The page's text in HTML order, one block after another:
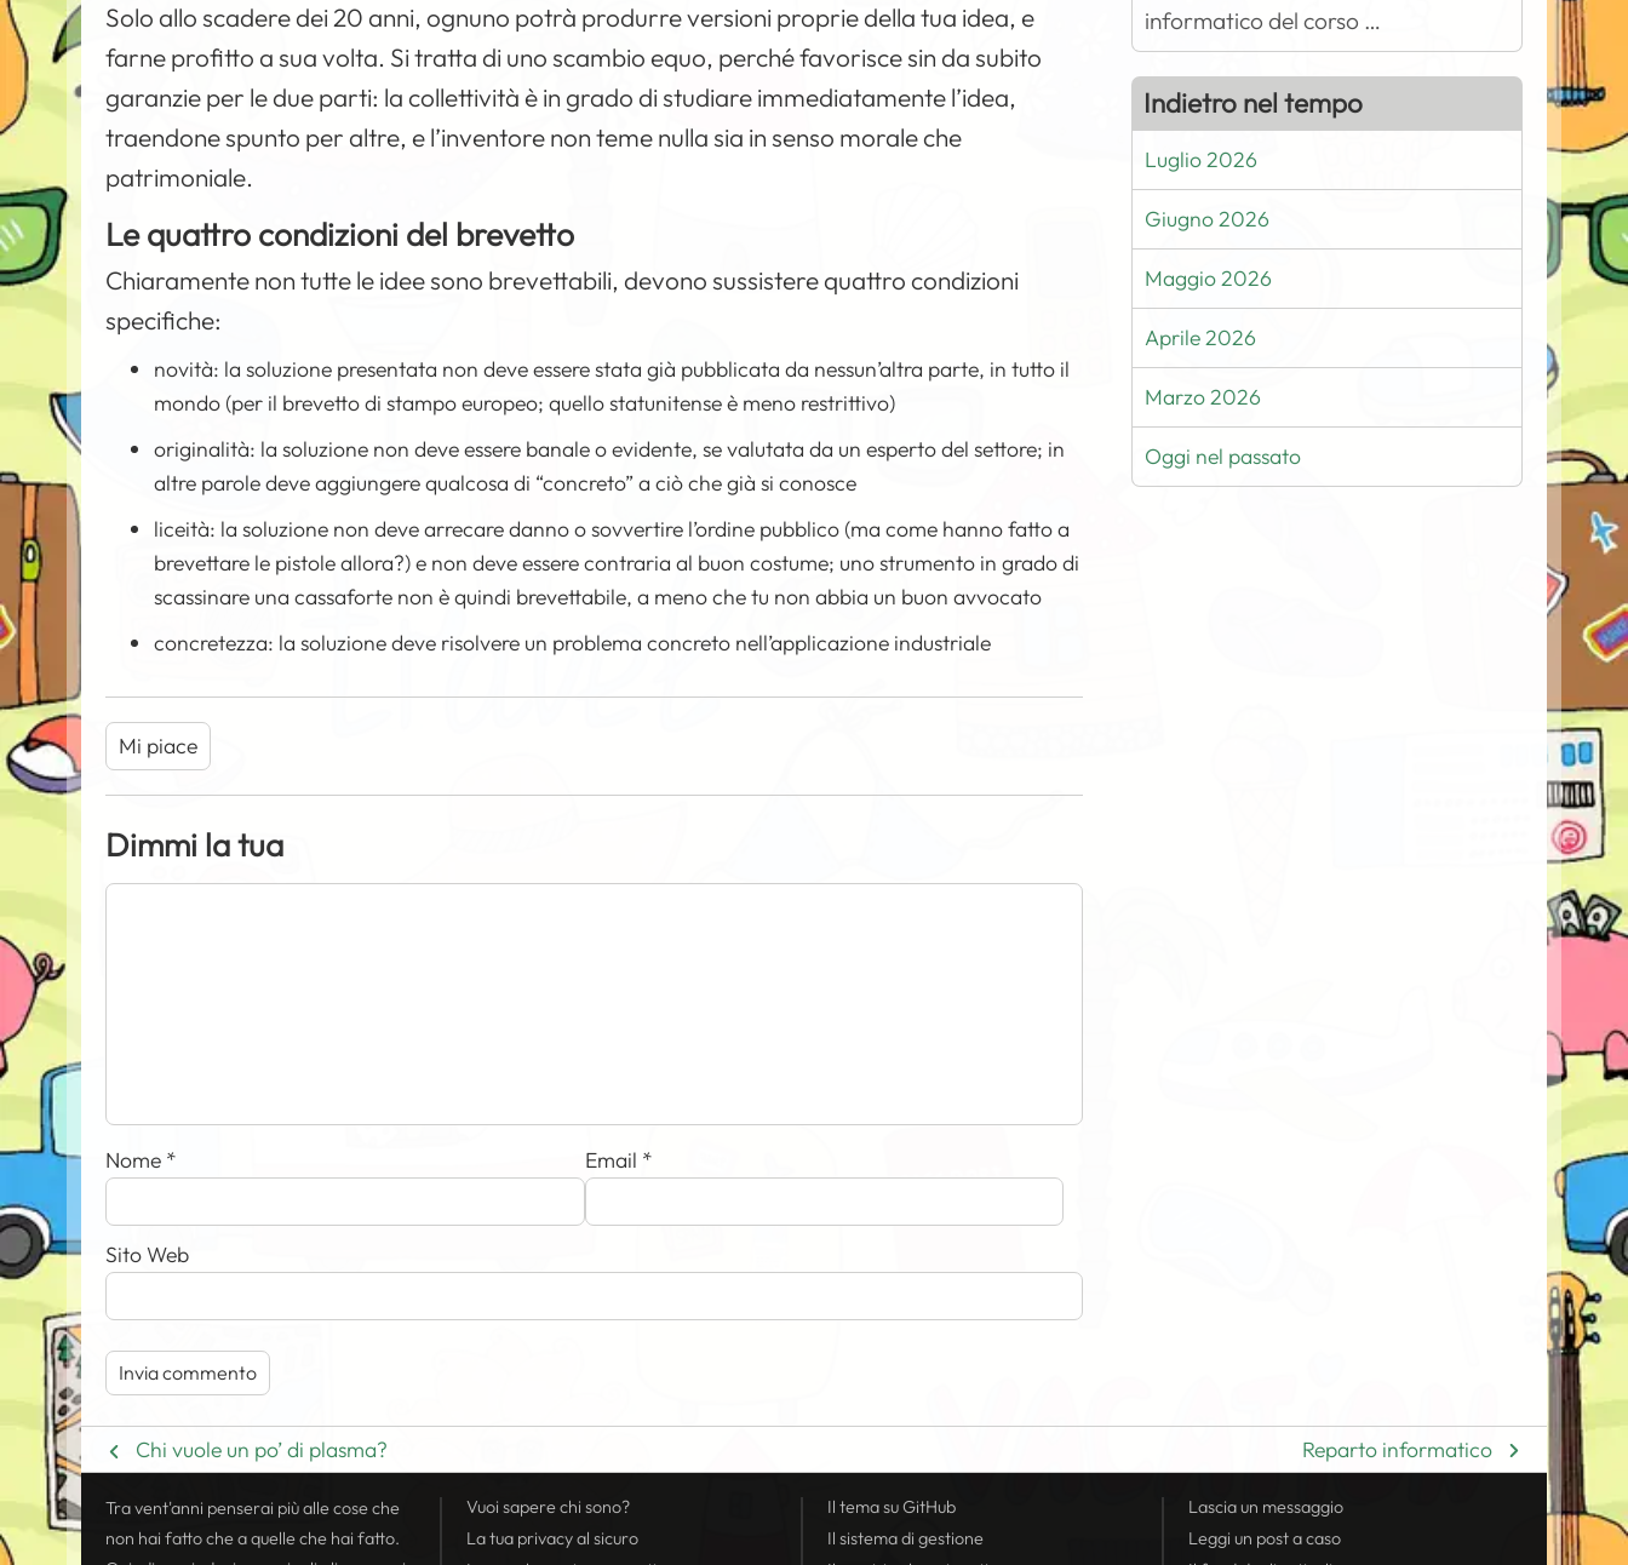
Solo allo scadere dei 20 anni, ognuno potrà produrre versioni proprie della tua idea, e
farne profitto a sua volta. Si tratta di uno scambio equo, perché favorisce sin da subito
garanzie per le due parti: la collettività è in grado di studiare immediatamente l’idea,
traendone spunto per altre, e l’inventore non teme nulla sia in senso morale che
patrimoniale.
Le quattro condizioni del brevetto
Chiaramente non tutte le idee sono brevettabili, devono sussistere quattro condizioni
specifiche:
novità: la soluzione presentata non deve essere stata già pubblicata da nessun’altra parte, in tutto il
mondo (per il brevetto di stampo europeo; quello statunitense è meno restrittivo)
originalità: la soluzione non deve essere banale o evidente, se valutata da un esperto del settore; in
altre parole deve aggiungere qualcosa di “concreto” a ciò che già si conosce
liceità: la soluzione non deve arrecare danno o sovvertire l’ordine pubblico (ma come hanno fatto a
brevettare le pistole allora?) e non deve essere contraria al buon costume; uno strumento in grado di
scassinare una cassaforte non è quindi brevettabile, a meno che tu non abbia un buon avvocato
concretezza: la soluzione deve risolvere un problema concreto nell’applicazione industriale
Mi piace
Dimmi la tua
Nome * Email *
Sito Web
informatico del corso …
Indietro nel tempo
Luglio 2026
Giugno 2026
Maggio 2026
Aprile 2026
Marzo 2026
Oggi nel passato
Chi vuole un po’ di plasma? Reparto informatico
Tra vent'anni penserai più alle cose che
non hai fatto che a quelle che hai fatto.
Vuoi sapere chi sono?
La tua privacyal sicuro
Il tema su GitHub
Il sistema di gestione
Lascia un messaggio
Leggi un post a caso